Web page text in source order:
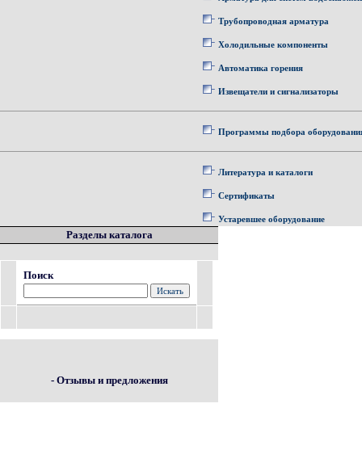
Трубопроводная арматура
Холодильные компоненты
Автоматика горения
Извещатели и сигнализаторы
Программы подбора
Литература и каталоги
Сертификаты
Устаревшее оборудование
Разделы каталога
Поиск
- Отзывы и предложения